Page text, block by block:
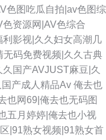
色图吃瓜自拍|av色图综
资源网|AV色综合
利影视|久久妇女高潮几
码免费视频|久久古典
国产AVJUST麻豆|久
产成人精品Av 俺去也
也网69|俺去也无码图
五月婷婷|俺去也小视
|91熟女视频|91熟女首